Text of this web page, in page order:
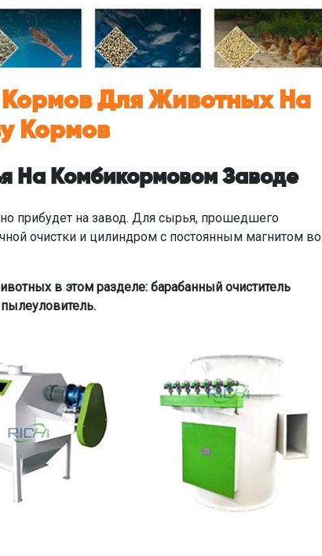
Кормов Для Животных На
Кормов
На Комбикормовом Заводе
прибудет на завод. Для сырья, прошедшего
очистки и цилиндром с постоянным магнитом во
в этом разделе: барабанный очиститель